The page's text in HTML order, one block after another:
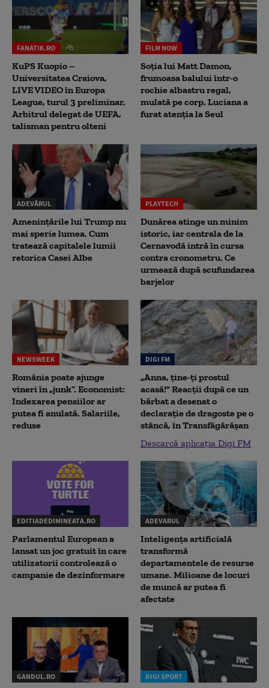
FANATIK.RO
KuPS Kuopio –
Universitatea Craiova,
LIVE VIDEO în Europa
League, turul 3 preliminar.
Arbitrul delegat de UEFA,
talisman pentru olteni
FILM NOW
Soția lui Matt Damon,
frumoasa balului într-o
rochie albastru regal,
mulată pe corp. Luciana a
furat atenția la Seul
ADEVĂRUL
Amenințările lui Trump nu
mai sperie lumea. Cum
tratează capitalele lumii
retorica Casei Albe
PLAYTECH
Dunărea atinge un minim
istoric, iar centrala de la
Cernavodă intră în cursa
contra cronometru. Ce
urmează după scufundarea
barjelor
NEWSWEEK
România poate ajunge
vineri în „junk”. Economist:
Indexarea pensiilor ar
putea fi anulată. Salariile,
reduse
DIGI FM
„Anna, ţine-ţi prostul
acasă!" Reacţii după ce un
bărbat a desenat o
declaraţie de dragoste pe o
stâncă, în Transfăgărăşan
Descarcă aplicația Digi FM
EDITIADEDIMINEATA.RO
Parlamentul European a
lansat un joc gratuit în care
utilizatorii controlează o
campanie de dezinformare
ADEVARUL
Inteligența artificială
transformă
departamentele de resurse
umane. Milioane de locuri
de muncă ar putea fi
afectate
GANDUL.RO DIGI SPORT